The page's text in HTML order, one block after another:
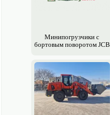
Минипогрузчики с
бортовым поворотом JCB